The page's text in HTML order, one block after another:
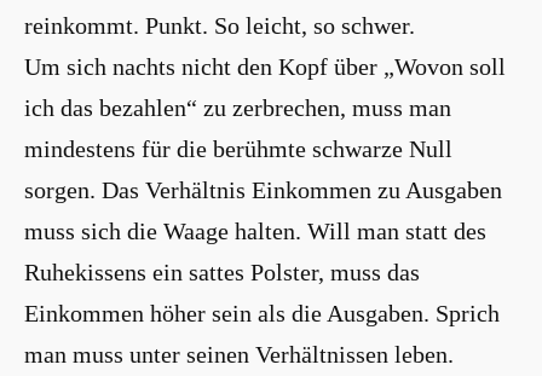
reinkommt. Punkt. So leicht, so schwer.
Um sich nachts nicht den Kopf über „Wovon soll
ich das bezahlen“ zu zerbrechen, muss man
mindestens für die berühmte schwarze Null
sorgen. Das Verhältnis Einkommen zu Ausgaben
muss sich die Waage halten. Will man statt des
Ruhekissens ein sattes Polster, muss das
Einkommen höher sein als die Ausgaben. Sprich
man muss unter seinen Verhältnissen leben.